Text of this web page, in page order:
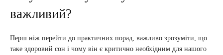
важливий?
Перш ніж перейти до практичних порад, важливо зрозуміти, що
таке здоровий сон і чому він є критично необхідним для нашого